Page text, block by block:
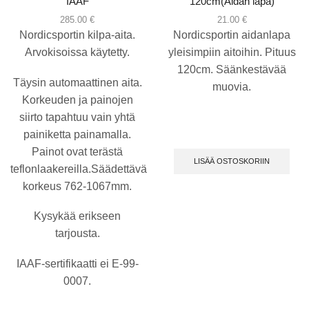
285.00 €
Nordicsportin kilpa-aita.
Arvokisoissa käytetty.
Täysin automaattinen aita.
Korkeuden ja painojen
siirto tapahtuu vain yhtä
painiketta painamalla.
Painot ovat terästä
teflonlaakereilla.Säädettävä
korkeus 762-1067mm.
Kysykää erikseen
tarjousta.
IAAF-sertifikaatti ei E-99-
0007.
21.00 €
Nordicsportin aidanlapa
yleisimpiin aitoihin. Pituus
120cm. Säänkestävää
muovia.
LISÄÄ OSTOSKORIIN